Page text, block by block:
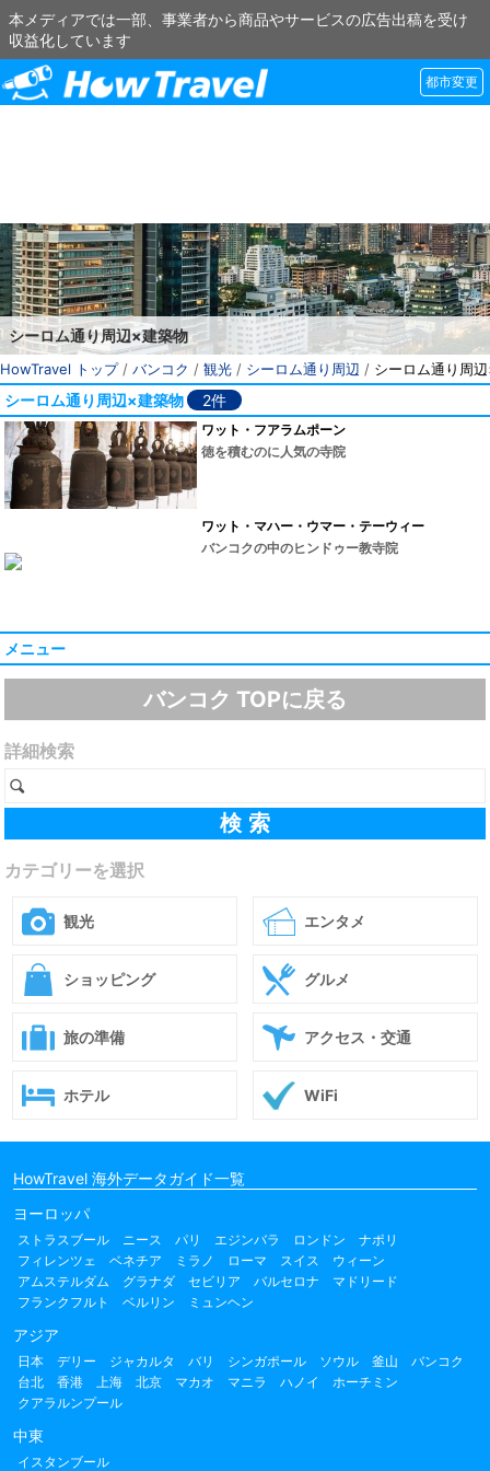
本メディアでは一部、事業者から商品やサービスの広告出稿を受け
収益化しています
都市変更
シーロム通り周辺×建築物
HowTravel トップ/ バンコク / 観光 / シーロム通り周辺 / シーロム通り周
シーロム通り周辺×建築物 2件
ワット・フアラムポーン
徳を積むのに人気の寺院
ワット・マハー・ウマー・テーウィー
バンコクの中のヒンドゥー教寺院
メニュー
バンコク TOPに戻る
詳細検索
カテゴリーを選択
観光 エンタメ
ショッピング グルメ
旅の準備 アクセス・交通
ホテル WiFi
HowTravel 海外データガイド一覧
ヨーロッパ
ストラスブール ニース パリ エジンバラ ロンドン
ナポリ
フィレンツェ
ベネチア ミラノ ローマ スイス
ウィーン
アムステルダム
グラナダ セビリア バルセロナ
マドリード
フランクフルト
ベルリン ミュンヘン
アジア
日本 デリー ジャカルタ バリ シンガポール ソウル 釜山
バンコク
台北
香港 上海 北京 マカオ マニラ ハノイ
ホーチミン
クアラルンプール
中東
イスタンブール